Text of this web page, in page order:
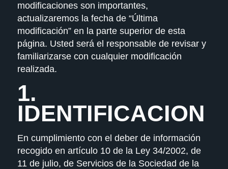
modificaciones son importantes,
actualizaremos la fecha de “Última
modificación” en la parte superior de esta
página. Usted será el responsable de revisar y
familiarizarse con cualquier modificación
realizada.
1.
IDENTIFICACION
En cumplimiento con el deber de información
recogido en artículo 10 de la Ley 34/2002, de
11 de julio, de Servicios de la Sociedad de la